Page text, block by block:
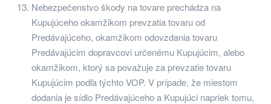
Nebezpečenstvo škody na tovare prechádza na
Kupujúceho okamžikom prevzatia tovaru od
Predávajúceho, okamžikom odovzdania tovaru
Predávajúcim dopravcovi určenému Kupujúcim, alebo
okamžikom, ktorý sa považuje za prevzatie tovaru
Kupujúcim podľa týchto VOP. V prípade, že miestom
dodania je sídlo Predávajúceho a Kupujúci napriek tomu,